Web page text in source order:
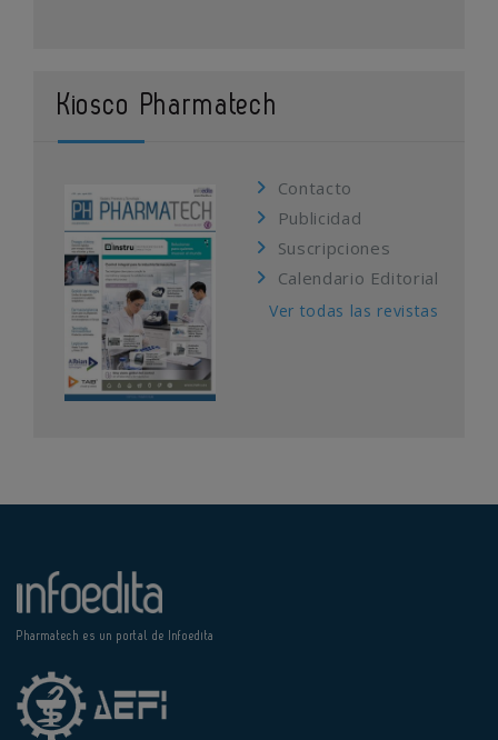
Kiosco Pharmatech
Contacto
Publicidad
Suscripciones
Calendario Editorial
Ver todas las revistas
Pharmatech es un portal de Infoedita